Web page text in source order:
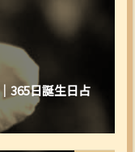
365日誕生日占